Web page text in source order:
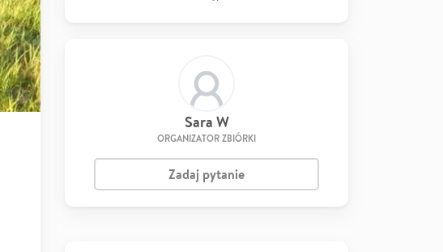
Sara W
ORGANIZATOR ZBIÓRKI
Zadaj pytanie